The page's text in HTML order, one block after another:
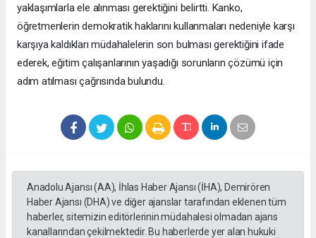
yaklaşımlarla ele alınması gerektiğini belirtti. Kanko,
öğretmenlerin demokratik haklarını kullanmaları nedeniyle karşı
karşıya kaldıkları müdahalelerin son bulması gerektiğini ifade
ederek, eğitim çalışanlarının yaşadığı sorunların çözümü için
adım atılması çağrısında bulundu.
Anadolu Ajansı (AA), İhlas Haber Ajansı (İHA), Demirören
Haber Ajansı (DHA) ve diğer ajanslar tarafından eklenen tüm
haberler, sitemizin editörlerinin müdahalesi olmadan ajans
kanallarından çekilmektedir. Bu haberlerde yer alan hukuki